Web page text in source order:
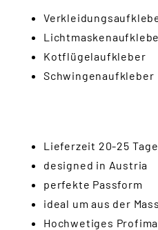
Kotflügelaufkleber
Schwingenaufkleber
Lieferzeit 20-25 Tage
designed in Austria
perfekte Passform
ideal um aus der
Hochwetiges